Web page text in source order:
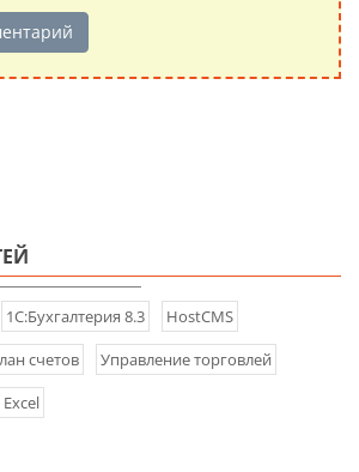
1С:Бухгалтерия 8.3
HostCMS
счетов
Управление торговлей